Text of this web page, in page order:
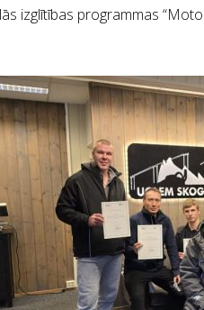
izglītības programmas